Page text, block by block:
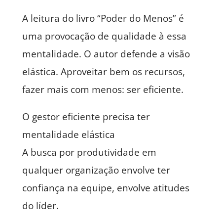
A leitura do livro “Poder do Menos” é
uma provocação de qualidade à essa
mentalidade. O autor defende a visão
elástica. Aproveitar bem os recursos,
fazer mais com menos: ser eficiente.
O gestor eficiente precisa ter
mentalidade elástica
A busca por produtividade em
qualquer organização envolve ter
confiança na equipe, envolve atitudes
do líder.